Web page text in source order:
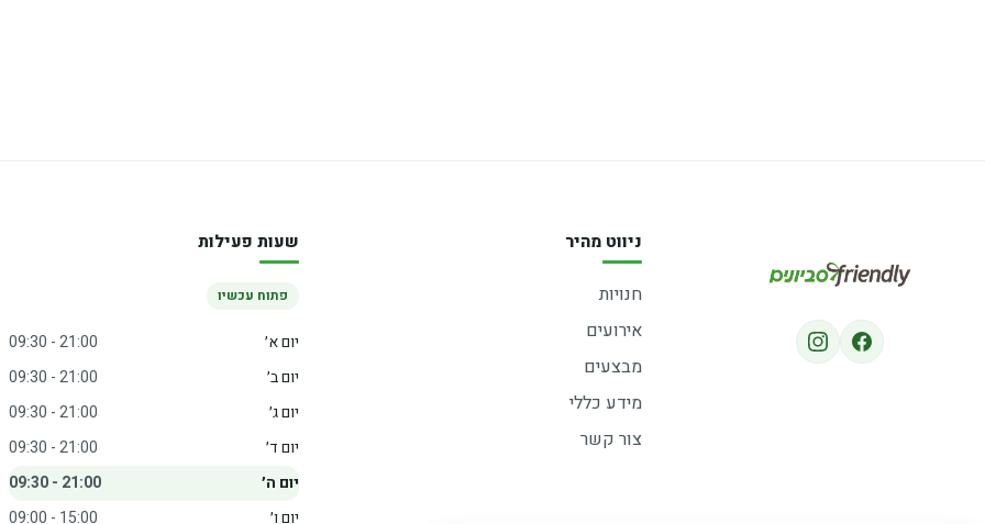
ניווט מהיר
חנויות
אירועים
מבצעים
מידע כללי
צור קשר
שעות פעילות
פתוח עכשיו
יום א׳
09:30 - 21:00
יום ב׳
09:30 - 21:00
יום ג׳
09:30 - 21:00
יום ד׳
09:30 - 21:00
יום ה׳
09:30 - 21:00
יום ו׳
09:00 - 15:00